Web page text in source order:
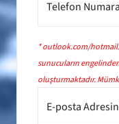
Telefon
* outlook.com/
sunucuların
oluşturmaktadır.
E-posta